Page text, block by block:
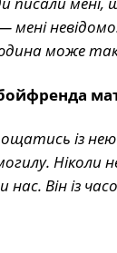
може так
із нею
Він із